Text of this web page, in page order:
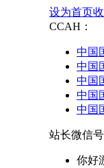
设为首页
CCAH：
中国
中国
中国
中国
中国
站长微信号
你好